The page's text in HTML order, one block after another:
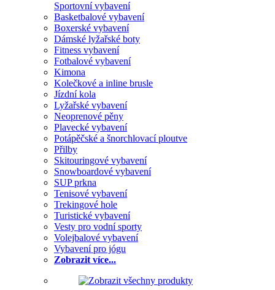
Sportovní vybavení
Basketbalové vybavení
Boxerské vybavení
Dámské lyžařské boty
Fitness vybavení
Fotbalové vybavení
Kimona
Kolečkové a inline brusle
Jízdní kola
Lyžařské vybavení
Neoprenové pěny
Plavecké vybavení
Potápěčské a šnorchlovací ploutve
Přilby
Skitouringové vybavení
Snowboardové vybavení
SUP prkna
Tenisové vybavení
Trekingové hole
Turistické vybavení
Vesty pro vodní sporty
Volejbalové vybavení
Vybavení pro jógu
Zobrazit více...